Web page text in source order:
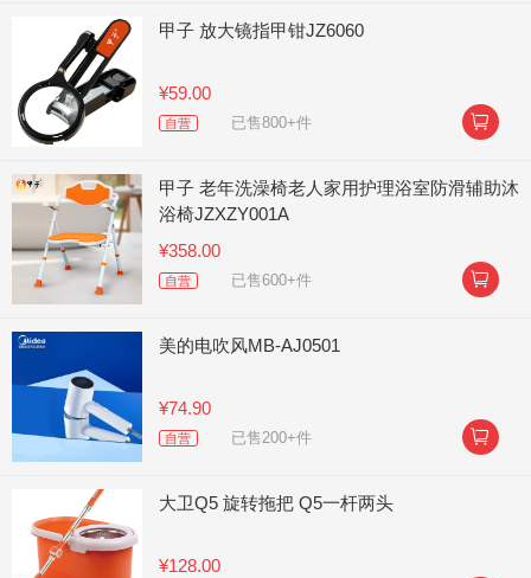
甲子 放大镜指甲钳JZ6060
¥59.00
自营 已售800+件 
甲子 老年洗澡椅老人家用护理浴室防滑辅助沐
浴椅JZXZY001A
¥358.00
自营 已售600+件 
美的电吹风MB-AJ0501
¥74.90
自营 已售200+件 
大卫Q5 旋转拖把 Q5一杆两头
¥128.00